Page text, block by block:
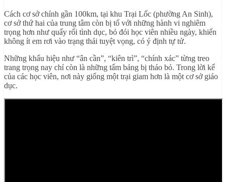
Cách cơ sở chính gần 100km, tại khu Trại Lốc (phường An Sinh),
cơ sở thứ hai của trung tâm còn bị tố với những hành vi nghiêm
trọng hơn như quấy rối tình dục, bỏ đói học viên nhiều ngày, khiến
không ít em rơi vào trạng thái tuyệt vọng, có ý định tự tử.
Những khẩu hiệu như “ân cần”, “kiên trì”, “chính xác” từng treo
trang trọng nay chỉ còn là những tấm bảng bị tháo bỏ. Trong lời kể
của các học viên, nơi này giống một trại giam hơn là một cơ sở giáo
dục.